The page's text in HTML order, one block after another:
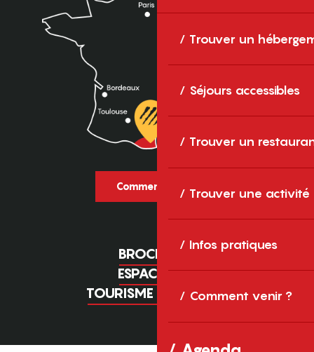
Trouver un
Séjours accessibles
Trouver un
Trouver une activité
Infos pratiques
Comment venir ?
Comment venir ?
BROCHURES
ESPACE PRO
TOURISME D'AFFAIRES